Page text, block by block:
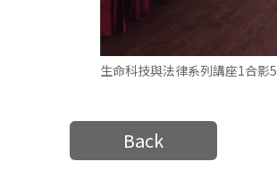
生命科技與法律系列講座1合影5
Back